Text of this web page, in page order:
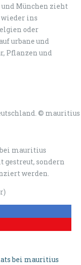
München zieht
ins
oder
urbane und
Pflanzen und
©
mauritius
gestreut, sondern
werden.
bei mauritius